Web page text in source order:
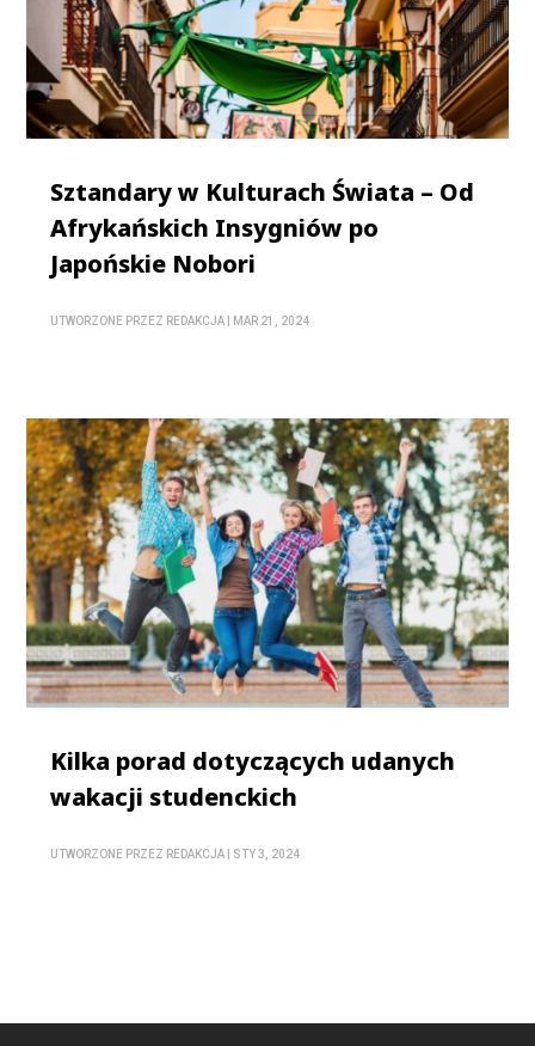
Sztandary w Kulturach Świata – Od
Afrykańskich Insygniów po
Japońskie Nobori
UTWORZONE PRZEZ REDAKCJA MAR 21, 2024
Kilka porad dotyczących udanych
wakacji studenckich
UTWORZONE PRZEZ REDAKCJA STY 3, 2024